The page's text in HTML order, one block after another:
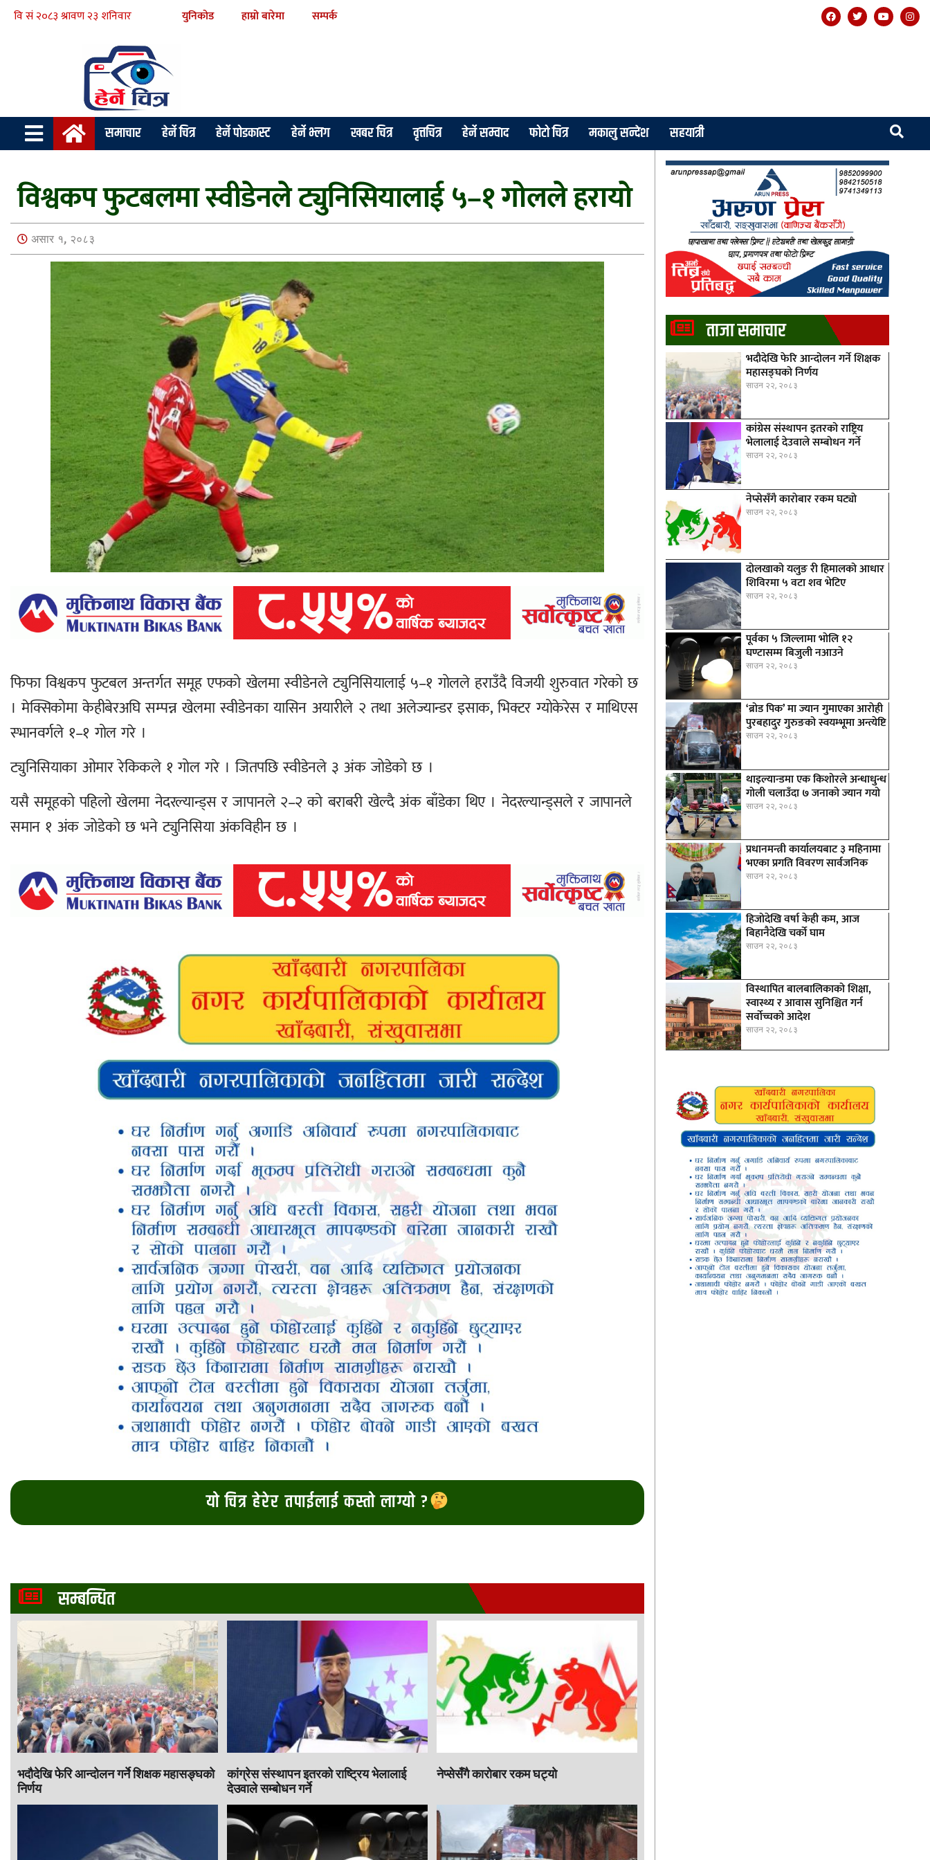
युनिकोड हाम्रो बारेमा सम्पर्क
समाचार हेर्ने चित्र हेर्ने पोडकास्ट हेर्ने भ्लग खबर चित्र वृत्तचित्र हेर्ने सम्वाद फोटो चित्र मकालु सन्देश सहयात्री
विश्वकप फुटबलमा स्वीडेनले ट्युनिसियालाई ५–१ गोलले हरायो
असार १, २०८३
फिफा विश्वकप फुटबल अन्तर्गत समूह एफको खेलमा स्वीडेनले ट्युनिसियालाई ५–१ गोलले हराउँदै विजयी शुरुवात गरेको छ
। मेक्सिकोमा केहीबेरअघि सम्पन्न खेलमा स्वीडेनका यासिन अयारीले २ तथा अलेज्यान्डर इसाक, भिक्टर ग्योकेरेस र माथिएस
स्भानवर्गले १–१ गोल गरे ।
ट्युनिसियाका ओमार रेकिकले १ गोल गरे । जितपछि स्वीडेनले ३ अंक जोडेको छ ।
यसै समूहको पहिलो खेलमा नेदरल्यान्ड्स र जापानले २–२ को बराबरी खेल्दै अंक बाँडेका थिए । नेदरल्यान्ड्सले र जापानले
समान १ अंक जोडेको छ भने ट्युनिसिया अंकविहीन छ ।
यो चित्र हेरेर तपाईलाई कस्तो लाग्यो ?
सम्बन्धित
भदौदेखि फेरि आन्दोलन गर्ने शिक्षक महासङ्घको
निर्णय
कांग्रेस संस्थापन इतरको राष्ट्रिय भेलालाई
देउवाले सम्बोधन गर्ने
नेप्सेसँगै काराेबार रकम घट्याे
ताजा समाचार
भदौदेखि फेरि आन्दोलन गर्ने शिक्षक
महासङ्घको निर्णय
साउन २२, २०८३
कांग्रेस संस्थापन इतरको राष्ट्रिय
भेलालाई देउवाले सम्बोधन गर्ने
साउन २२, २०८३
नेप्सेसँगै काराेबार रकम घट्याे
साउन २२, २०८३
दोलखाको यलुङ री हिमालको आधार
शिविरमा ५ वटा शव भेटिए
साउन २२, २०८३
पूर्वका ५ जिल्लामा भाेलि १२
घण्टासम्म बिजुली नआउने
साउन २२, २०८३
‘ब्रोड पिक’ मा ज्यान गुमाएका आराेही
पुरबहादुर गुरुङको स्वयम्भूमा अन्त्येष्टि
साउन २२, २०८३
थाइल्यान्डमा एक किशोरले अन्धाधुन्ध
गोली चलाउँदा ७ जनाको ज्यान गयो
साउन २२, २०८३
प्रधानमन्त्री कार्यालयबाट ३ महिनामा
भएका प्रगति विवरण सार्वजनिक
साउन २२, २०८३
हिजोदेखि वर्षा केही कम, आज
बिहानैदेखि चर्को घाम
साउन २२, २०८३
विस्थापित बालबालिकाको शिक्षा,
स्वास्थ्य र आवास सुनिश्चित गर्न
सर्वोच्चको आदेश
साउन २२, २०८३